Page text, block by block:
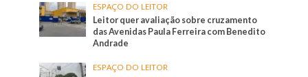
ESPAÇO DO LEITOR
Leitor quer avaliação sobre cruzamento
das Avenidas Paula Ferreira com Benedito
Andrade
ESPAÇO DO LEITOR